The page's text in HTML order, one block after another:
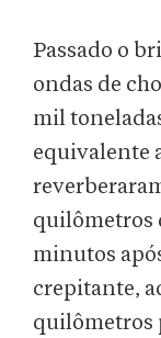
Passado o
ondas de
mil
equivalente
quilômetros
minutos
crepitante,
quilômetros